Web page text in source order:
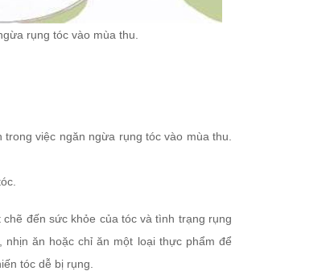
rụng tóc vào mùa thu.
việc ngăn ngừa rụng tóc vào mùa thu.
đến sức khỏe của tóc và tình trạng rụng
ăn hoặc chỉ ăn một loại thực phẩm để
tóc dễ bị rụng.